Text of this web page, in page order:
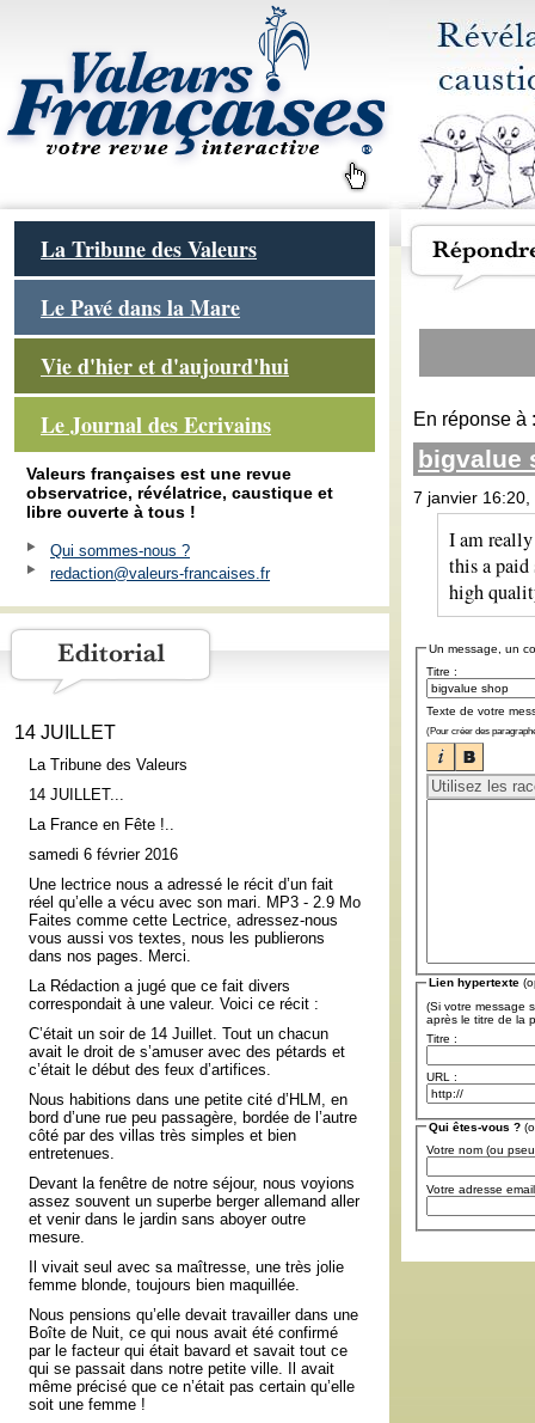
La Tribune des Valeurs
Le Pavé dans la Mare
Vie d'hier et d'aujourd'hui
Le Journal des Ecrivains
Valeurs françaises est une revue
observatrice, révélatrice, caustique et
libre ouverte à tous !
Qui sommes-nous ?
redaction@valeurs-francaises.fr
14 JUILLET
La Tribune des Valeurs
14 JUILLET...
La France en Fête !..
samedi 6 février 2016
Une lectrice nous a adressé le récit d’un fait
réel qu’elle a vécu avec son mari. MP3 - 2.9 Mo
Faites comme cette Lectrice, adressez-nous
vous aussi vos textes, nous les publierons
dans nos pages. Merci.
La Rédaction a jugé que ce fait divers
correspondait à une valeur. Voici ce récit :
C’était un soir de 14 Juillet. Tout un chacun
avait le droit de s’amuser avec des pétards et
c’était le début des feux d’artifices.
Nous habitions dans une petite cité d’HLM, en
bord d’une rue peu passagère, bordée de l’autre
côté par des villas très simples et bien
entretenues.
Devant la fenêtre de notre séjour, nous voyions
assez souvent un superbe berger allemand aller
et venir dans le jardin sans aboyer outre
mesure.
Il vivait seul avec sa maîtresse, une très jolie
femme blonde, toujours bien maquillée.
Nous pensions qu’elle devait travailler dans une
Boîte de Nuit, ce qui nous avait été confirmé
par le facteur qui était bavard et savait tout ce
qui se passait dans notre petite ville. Il avait
même précisé que ce n’était pas certain qu’elle
soit une femme !
En réponse à :
bigvalue
7 janvier
I am
this a
high
Un message, un
Titre :
Texte de votre
(Pour créer des
Lien hypertexte
(Si votre message
après le titre de la
Titre :
URL :
Qui êtes-vous ?
Votre nom (ou
Votre adresse